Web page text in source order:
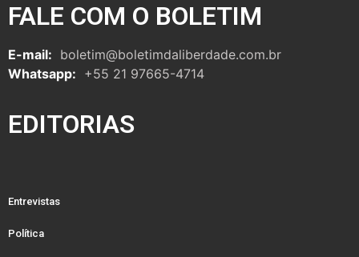
FALE COM O BOLETIM
E-mail: boletim@boletimdaliberdade.com.br
Whatsapp: +55 21 97665-4714
EDITORIAS
Entrevistas
Política